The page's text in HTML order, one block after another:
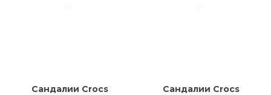
Сандалии Crocs
Сандалии Crocs